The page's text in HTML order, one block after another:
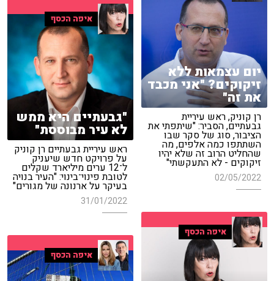
יום עצמאות ללא
זיקוקים? "אני מכבד
את זה"
רן קוניק, ראש עיריית
גבעתיים, הסביר: "שיתפתי את
הציבור, סוג של סקר שבו
השתתפו כמה אלפים, מה
שהחליט הרוב זה שלא יהיו
זיקוקים - לא התעקשתי"
02/05/2022
איפה הכסף
"גבעתיים היא ממש
לא עיר מבוססת"
ראש עיריית גבעתיים רן קוניק
על פרויקט חדש שיעניק
ל־12 ערים מיליארד שקלים
לטובת פינוי־בינוי: "העיר בנויה
בעיקר על ארנונה של מגורים"
31/01/2022
איפה הכסף
איפה הכסף